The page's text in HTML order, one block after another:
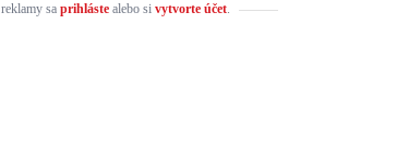
sa prihlástealebo si vytvorte účet.